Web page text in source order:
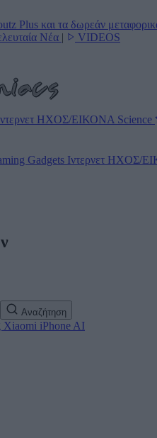
Plus και τα δωρεάν
Νέα | VIDEOS
ΗΧΟΣ/ΕΙΚΟΝΑ Science
Gadgets Ιντερνετ ΗΧΟΣ/
Αναζήτηση
Xiaomi iPhone AI